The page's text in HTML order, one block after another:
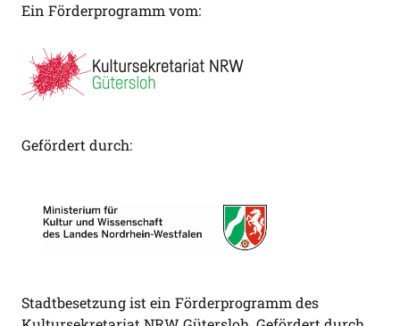
Ein Förderprogramm vom:
Gefördert durch:
Stadtbesetzung ist ein Förderprogramm des